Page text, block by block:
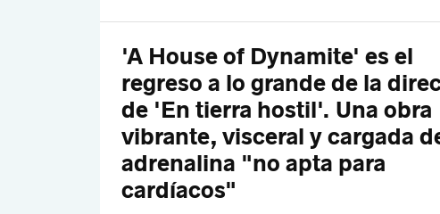
'A House of Dynamite' es el
regreso a lo grande de la
de 'En tierra hostil'. Una obra
vibrante, visceral y cargada
adrenalina "no apta para
cardíacos"